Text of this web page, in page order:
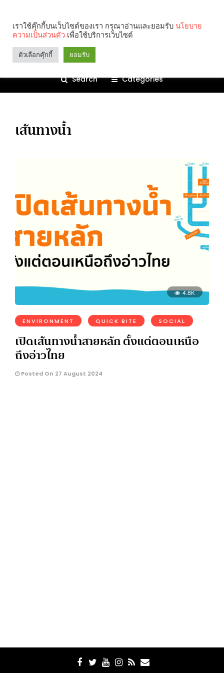
Search Categories
เส้นทางน้ำ
4.8K
ENVIRONMENT QUICK BITE SOCIAL
เปิดเส้นทางน้ำสายหลัก ตั้งแต่ตอนเหนือ
ถึงอ่าวไทย
Posted On 27 August 2024
เราใช้คุ๊กกี้บนเว็บไซต์ของเรา กรุณาอ่านและยอมรับ นโยบาย
ความเป็นส่วนตัว เพื่อใช้บริการเว็บไซต์
ตัวเลือกคุ๊กกี้ ยอมรับ